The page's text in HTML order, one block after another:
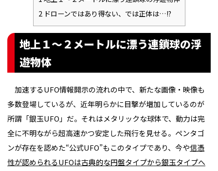
2ドローンではあり得ない、では正体は…!?
地上１～２メートルに漂う連鎖球の浮
遊物体
加速するUFO情報開示の流れの中で、新たな画像・映像も
多数登場しているが、近年明らかに目撃が増加しているのが
所謂「銀玉UFO」だ。それはメタリックな球体で、動力は完
全に不明ながら超高速かつ安定した飛行を見せる。ペンタゴ
ンが存在を認めた“公式UFO”もこのタイプであり、今や信憑
性が認められるUFOは古典的な円盤タイプから銀玉タイプへ